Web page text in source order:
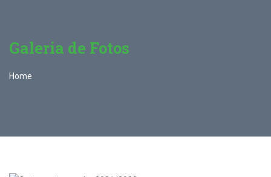
Galeria de Fotos
Home